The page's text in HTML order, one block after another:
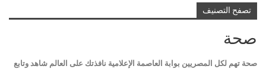
تصفح التصنيف
صحة
صحة تهم لكل المصريين بوابة العاصمة الإعلامية نافذتك على العالم شاهد وتابع